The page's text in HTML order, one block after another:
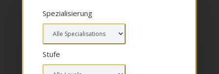
Spezialisierung
Stufe